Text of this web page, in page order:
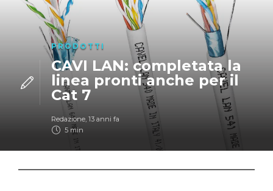
PRODOTTI
CAVI LAN: completata la
linea pronti anche per il
Cat 7
Redazione, 13 anni fa
5 min